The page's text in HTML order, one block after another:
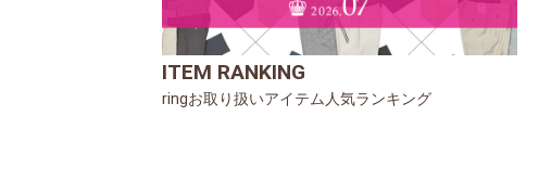
ITEM RANKING
ringお取り扱いアイテム人気ランキング